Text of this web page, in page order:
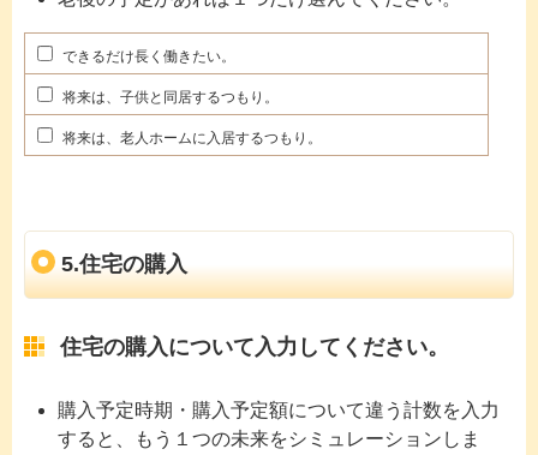
できるだけ長く働きたい。
将来は、子供と同居するつもり。
将来は、老人ホームに入居するつもり。
5.住宅の購入
住宅の購入について入力してください。
購入予定時期・購入予定額について違う計数を入力
すると、もう１つの未来をシミュレーションしま